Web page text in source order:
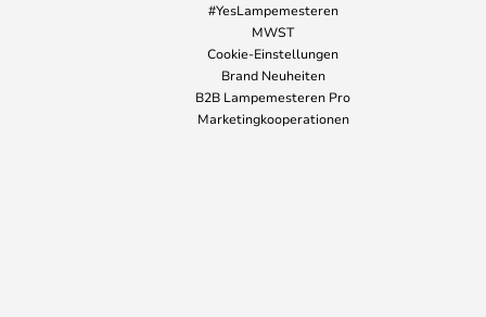
#YesLampemesteren
MWST
Cookie-Einstellungen
Brand Neuheiten
B2B Lampemesteren Pro
Marketingkooperationen